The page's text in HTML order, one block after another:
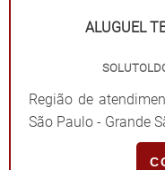
ALUGUEL
Região de
São Paulo - Grande